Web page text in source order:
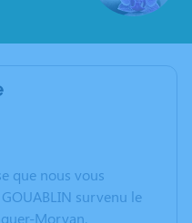
que nous vous
survenu le
Morvan.